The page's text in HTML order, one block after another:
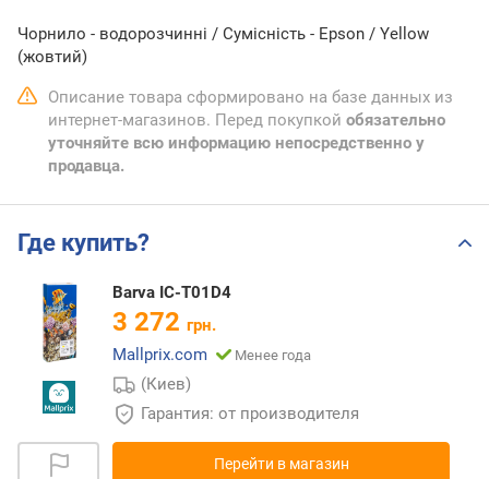
Чорнило - водорозчинні / Сумісність - Epson / Yellow
(жовтий)
Описание товара сформировано на базе данных из
интернет-магазинов. Перед покупкой обязательно
уточняйте всю информацию непосредственно у
продавца.
Где купить?
Barva IC-T01D4
3 272 грн.
Mallprix.com
Менее года
(Киев)
Гарантия: от производителя
Перейти в магазин